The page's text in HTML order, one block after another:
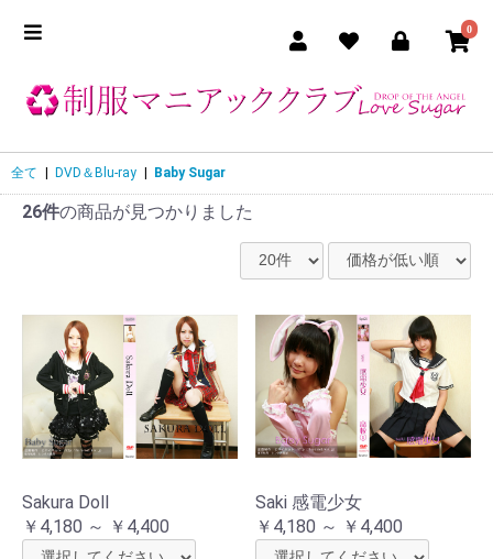
0
全て DVD＆Blu-ray Baby Sugar
26件の商品が見つかりました
Sakura Doll
￥4,180 ～ ￥4,400
Saki 感電少女
￥4,180 ～ ￥4,400